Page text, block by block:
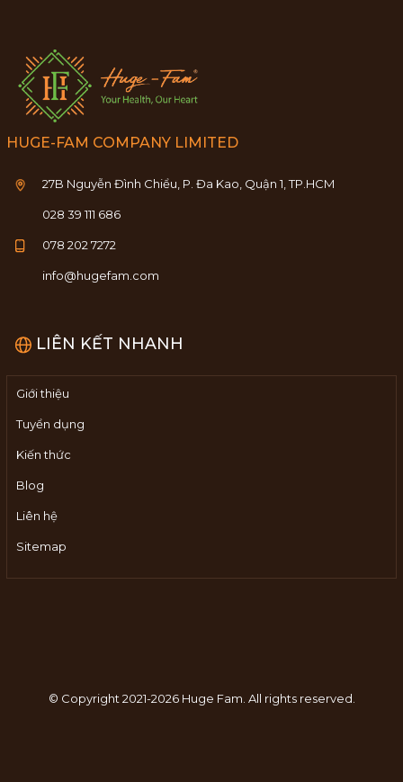
HUGE-FAM COMPANY LIMITED
27B Nguyễn Đình Chiểu, P. Đa Kao, Quận 1, TP.HCM
028 39 111 686
078 202 7272
info@hugefam.com
LIÊN KẾT NHANH
Giới thiệu
Tuyển dụng
Kiến thức
Blog
Liên hệ
Sitemap
© Copyright 2021-2026 Huge Fam. All rights reserved.